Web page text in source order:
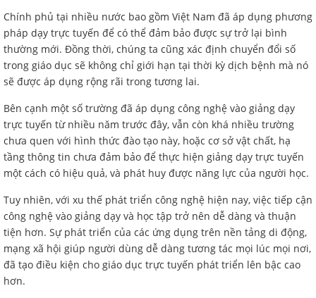
Chính phủ tại nhiều nước bao gồm Việt Nam đã áp dụng phương
pháp dạy trực tuyến để có thể đảm bảo được sự trở lại bình
thường mới. Đồng thời, chúng ta cũng xác định chuyển đổi số
trong giáo dục sẽ không chỉ giới hạn tại thời kỳ dịch bệnh mà nó
sẽ được áp dụng rộng rãi trong tương lai.
Bên cạnh một số trường đã áp dụng công nghệ vào giảng dạy
trực tuyến từ nhiều năm trước đây, vẫn còn khá nhiều trường
chưa quen với hình thức đào tạo này, hoặc cơ sở vật chất, hạ
tầng thông tin chưa đảm bảo để thực hiện giảng dạy trực tuyến
một cách có hiệu quả, và phát huy được năng lực của người học.
Tuy nhiên, với xu thế phát triển công nghệ hiện nay, việc tiếp cận
công nghệ vào giảng dạy và học tập trở nên dễ dàng và thuận
tiện hơn. Sự phát triển của các ứng dụng trên nền tảng di động,
mạng xã hội giúp người dùng dễ dàng tương tác mọi lúc mọi nơi,
đã tạo điều kiện cho giáo dục trực tuyến phát triển lên bậc cao
hơn.